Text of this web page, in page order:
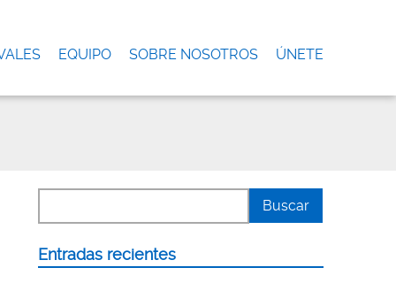
EQUIPO SOBRE NOSOTROS ÚNETE
Entradas recientes